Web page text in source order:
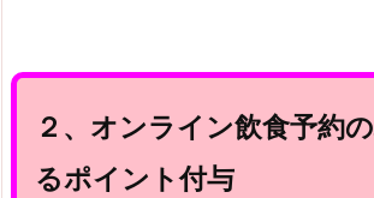
２、オンライン飲食予約
るポイント付与